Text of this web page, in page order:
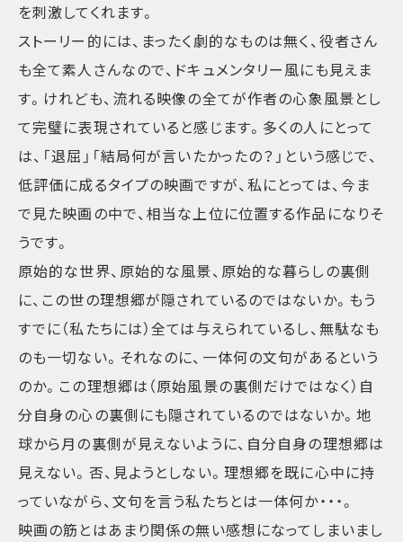
を刺激してくれます。
ストーリー的には、まったく劇的なものは無く、役者さん
も全て素人さんなので、ドキュメンタリー風にも見えま
す。けれども、流れる映像の全てが作者の心象風景とし
て完璧に表現されていると感じます。多くの人にとって
は、「退屈」「結局何が言いたかったの？」という感じで、
低評価に成るタイプの映画ですが、私にとっては、今ま
で見た映画の中で、相当な上位に位置する作品になりそ
うです。
原始的な世界、原始的な風景、原始的な暮らしの裏側
に、この世の理想郷が隠されているのではないか。もう
すでに（私たちには）全ては与えられているし、無駄なも
のも一切ない。それなのに、一体何の文句があるという
のか。この理想郷は（原始風景の裏側だけではなく）自
分自身の心の裏側にも隠されているのではないか。地
球から月の裏側が見えないように、自分自身の理想郷は
見えない。否、見ようとしない。理想郷を既に心中に持
っていながら、文句を言う私たちとは一体何か・・・。
映画の筋とはあまり関係の無い感想になってしまいまし